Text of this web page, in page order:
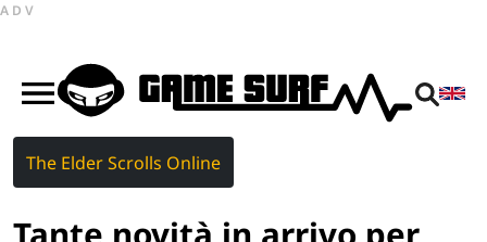
ADV
The Elder Scrolls Online